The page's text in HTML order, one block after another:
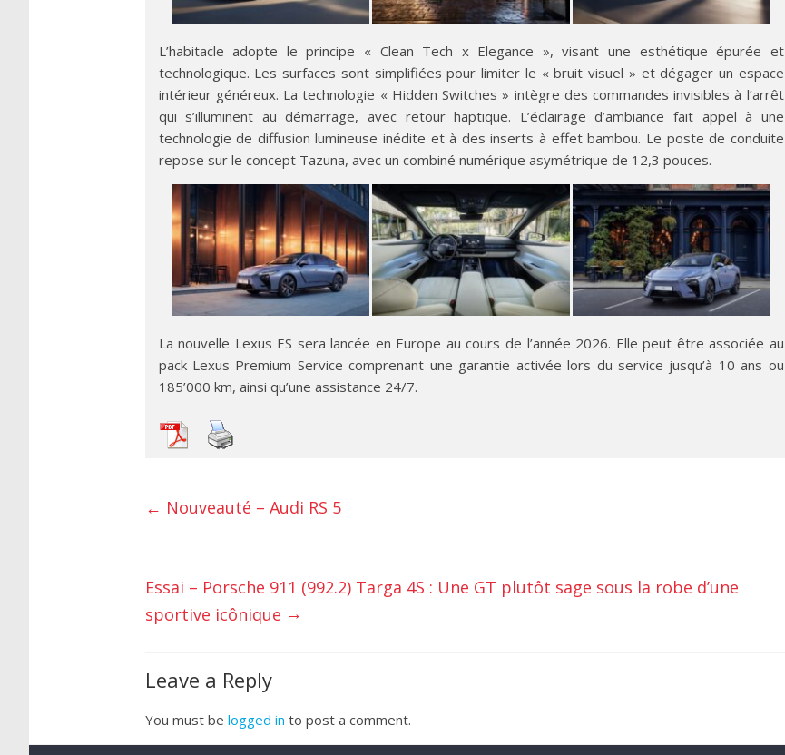
L’habitacle adopte le principe « Clean Tech x Elegance », visant une esthétique épurée et
technologique. Les surfaces sont simplifiées pour limiter le « bruit visuel » et dégager un espace
intérieur généreux. La technologie « Hidden Switches » intègre des commandes invisibles à l’arrêt
qui s’illuminent au démarrage, avec retour haptique. L’éclairage d’ambiance fait appel à une
technologie de diffusion lumineuse inédite et à des inserts à effet bambou. Le poste de conduite
repose sur le concept Tazuna, avec un combiné numérique asymétrique de 12,3 pouces.
La nouvelle Lexus ES sera lancée en Europe au cours de l’année 2026. Elle peut être associée au
pack Lexus Premium Service comprenant une garantie activée lors du service jusqu’à 10 ans ou
185’000 km, ainsi qu’une assistance 24/7.
← Nouveauté – Audi RS 5
Essai – Porsche 911 (992.2) Targa 4S : Une GT plutôt sage sous la robe d’une
sportive icônique →
Leave a Reply
You must be logged in to post a comment.